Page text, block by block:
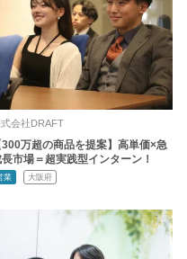
会社DRAFT
300万超の商品を提案】高単価×急
市場＝超実践型インターン！
業 大阪府